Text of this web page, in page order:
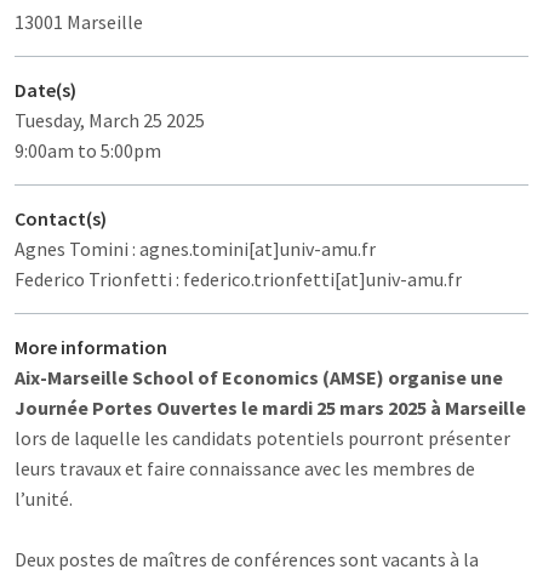
13001 Marseille
Date(s)
Tuesday, March 25 2025
9:00am to 5:00pm
Contact(s)
Agnes Tomini : agnes.tomini[at]univ-amu.fr
Federico Trionfetti : federico.trionfetti[at]univ-amu.fr
More information
Aix-Marseille School of Economics (AMSE) organise une
Journée Portes Ouvertes le mardi 25 mars 2025 à Marseille
lors de laquelle les candidats potentiels pourront présenter
leurs travaux et faire connaissance avec les membres de
l’unité.
Deux postes de maîtres de conférences sont vacants à la